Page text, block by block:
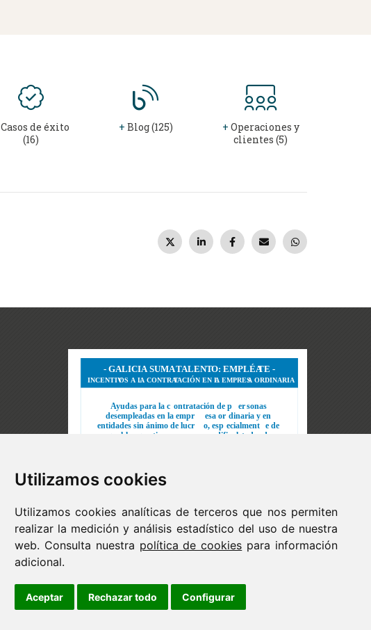
Utilizamos cookies
Utilizamos cookies analíticas de terceros que nos permiten
realizar la medición y análisis estadístico del uso de nuestra
web. Consulta nuestra política de cookies para información
adicional.
Aceptar Rechazar todo Configurar
Casos de éxito
(16)
+ Blog (125) + Operaciones y
clientes (5)